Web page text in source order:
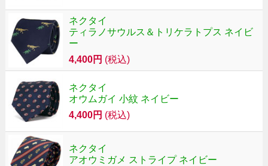
ネクタイ
ティラノサウルス＆トリケラトプス ネイビ
ー
4,400円 (税込)
ネクタイ
オウムガイ 小紋 ネイビー
4,400円 (税込)
ネクタイ
アオウミガメ ストライプ ネイビー